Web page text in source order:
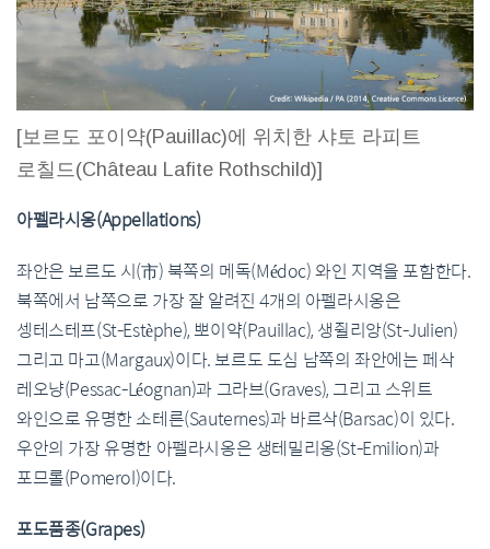
[보르도 포이약(Pauillac)에 위치한 샤토 라피트
로칠드(Château Lafite Rothschild)]
아펠라시옹(Appellations)
좌안은 보르도 시(市) 북쪽의 메독(Médoc) 와인 지역을 포함한다.
북쪽에서 남쪽으로 가장 잘 알려진 4개의 아펠라시옹은
셍테스테프(St-Estèphe), 뽀이약(Pauillac), 생쥘리앙(St-Julien)
그리고 마고(Margaux)이다. 보르도 도심 남쪽의 좌안에는 페삭
레오냥(Pessac-Léognan)과 그라브(Graves), 그리고 스위트
와인으로 유명한 소테른(Sauternes)과 바르삭(Barsac)이 있다.
우안의 가장 유명한 아펠라시옹은 생테밀리옹(St-Emilion)과
포므롤(Pomerol)이다.
포도품종(Grapes)